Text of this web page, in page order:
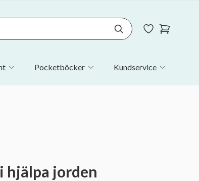
Pocketböcker Kundservice
hjälpa jorden